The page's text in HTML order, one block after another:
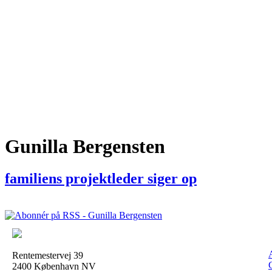
Gunilla Bergensten
familiens projektleder siger op
Rentemestervej 39
2400 København NV